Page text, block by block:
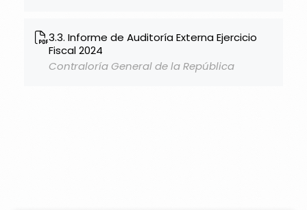
3.3. Informe de Auditoría Externa Ejercicio
Fiscal 2024
Contraloría General de la República